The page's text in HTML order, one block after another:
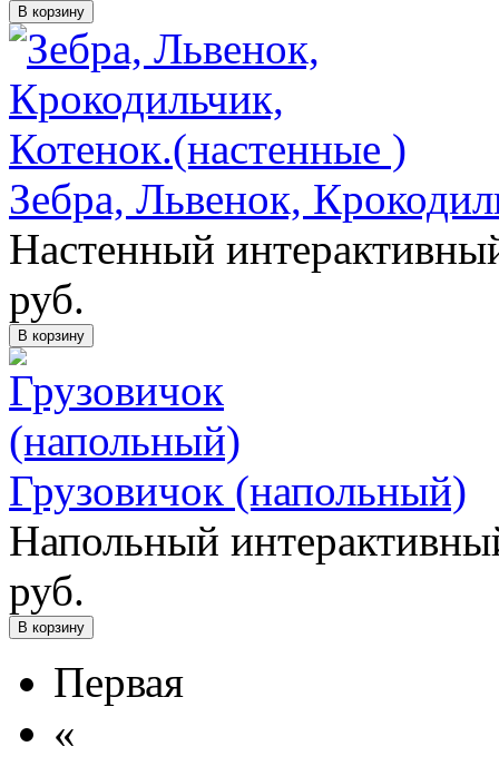
В корзину
Зебра, Львенок,
Настенный
руб.
В корзину
Грузовичок (напольный)
Напольный
руб.
В корзину
Первая
«